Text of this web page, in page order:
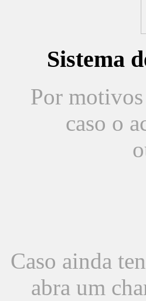
Sistema
Por motivos
caso o
Caso ainda
abra um